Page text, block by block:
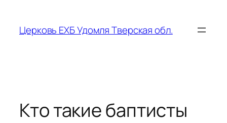
содержимому
Церковь ЕХБ Удомля Тверская обл.
Кто такие баптисты